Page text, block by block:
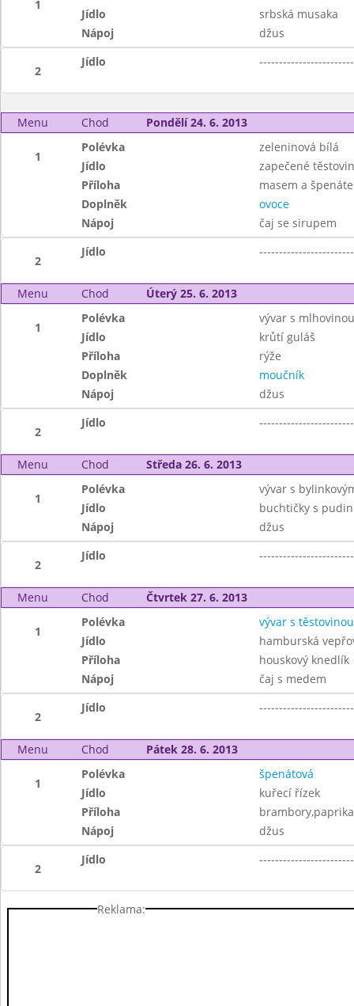
1
Jídlo
srbská musaka
Nápoj
džus
2
Jídlo
Menu Chod Pondělí 24. 6. 2013
1
Polévka
zeleninová bílá
Jídlo
zapečené
Příloha
masem a
Doplněk
ovoce
Nápoj
čaj se sirupem
2
Jídlo
Menu Chod Úterý 25. 6. 2013
1
Polévka
vývar s mlhovinou
Jídlo
krůtí guláš
Příloha
rýže
Doplněk
moučník
Nápoj
džus
2
Jídlo
Menu Chod Středa 26. 6. 2013
1
Polévka
vývar s
Jídlo
buchtičky s
Nápoj
džus
2
Jídlo
Menu Chod Čtvrtek 27. 6. 2013
1
Polévka
vývar s těstovinou
Jídlo
hamburská
Příloha
houskový knedlík
Nápoj
čaj s medem
2
Jídlo
Menu Chod Pátek 28. 6. 2013
1
Polévka
špenátová
Jídlo
kuřecí řízek
Příloha
brambory,paprika
Nápoj
džus
2
Jídlo
Reklama: